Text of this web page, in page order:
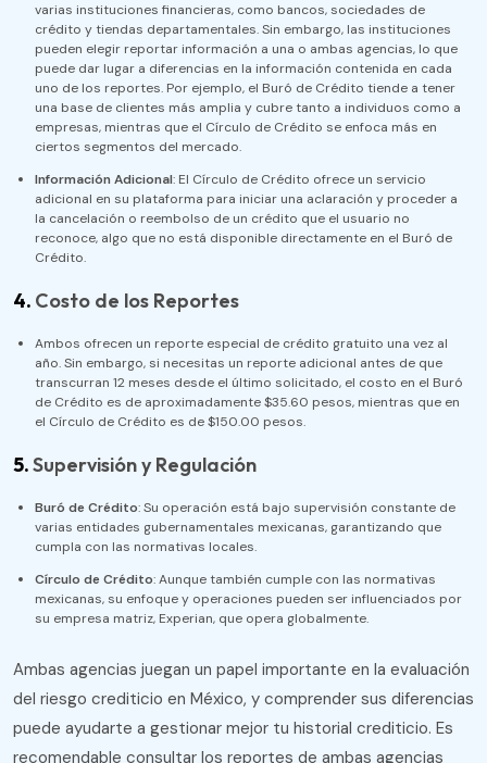
varias instituciones financieras, como bancos, sociedades de
crédito y tiendas departamentales. Sin embargo, las instituciones
pueden elegir reportar información a una o ambas agencias, lo que
puede dar lugar a diferencias en la información contenida en cada
uno de los reportes. Por ejemplo, el Buró de Crédito tiende a tener
una base de clientes más amplia y cubre tanto a individuos como a
empresas, mientras que el Círculo de Crédito se enfoca más en
ciertos segmentos del mercado.
Información Adicional: El Círculo de Crédito ofrece un servicio
adicional en su plataforma para iniciar una aclaración y proceder a
la cancelación o reembolso de un crédito que el usuario no
reconoce, algo que no está disponible directamente en el Buró de
Crédito​.
4. Costo de los Reportes
Ambos ofrecen un reporte especial de crédito gratuito una vez al
año. Sin embargo, si necesitas un reporte adicional antes de que
transcurran 12 meses desde el último solicitado, el costo en el Buró
de Crédito es de aproximadamente $35.60 pesos, mientras que en
el Círculo de Crédito es de $150.00 pesos​.
5.Supervisión y Regulación
Buró de Crédito: Su operación está bajo supervisión constante de
varias entidades gubernamentales mexicanas, garantizando que
cumpla con las normativas locales.
Círculo de Crédito: Aunque también cumple con las normativas
mexicanas, su enfoque y operaciones pueden ser influenciados por
su empresa matriz, Experian, que opera globalmente​.
Ambas agencias juegan un papel importante en la evaluación
del riesgo crediticio en México, y comprender sus diferencias
puede ayudarte a gestionar mejor tu historial crediticio. Es
recomendable consultar los reportes de ambas agencias